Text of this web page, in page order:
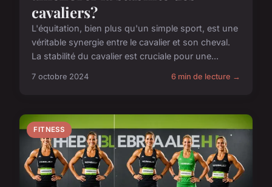
cavaliers?
L'équitation, bien plus qu'un simple sport, est une
véritable synergie entre le cavalier et son cheval.
La stabilité du cavalier est cruciale pour une...
7 octobre 2024 6 min de lecture →
FITNESS